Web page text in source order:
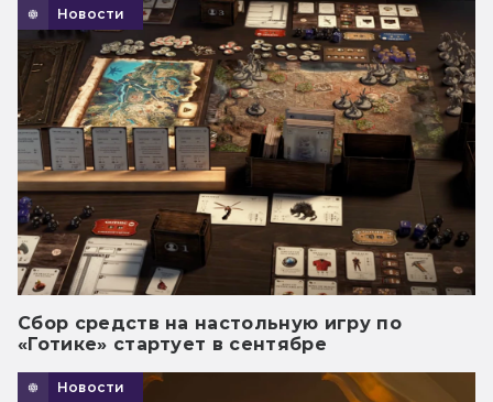
Новости
Сбор средств на настольную игру по
«Готике» стартует в сентябре
Новости